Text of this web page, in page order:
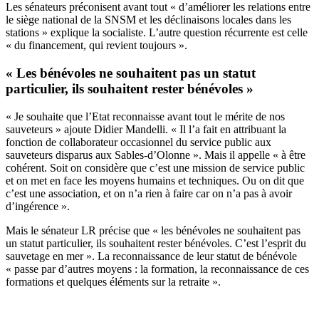
Les sénateurs préconisent avant tout « d’améliorer les relations entre
le siège national de la SNSM et les déclinaisons locales dans les
stations » explique la socialiste. L’autre question récurrente est celle
« du financement, qui revient toujours ».
« Les bénévoles ne souhaitent pas un statut
particulier, ils souhaitent rester bénévoles »
« Je souhaite que l’Etat reconnaisse avant tout le mérite de nos
sauveteurs » ajoute Didier Mandelli. « Il l’a fait en attribuant la
fonction de collaborateur occasionnel du service public aux
sauveteurs disparus aux Sables-d’Olonne ». Mais il appelle « à être
cohérent. Soit on considère que c’est une mission de service public
et on met en face les moyens humains et techniques. Ou on dit que
c’est une association, et on n’a rien à faire car on n’a pas à avoir
d’ingérence ».
Mais le sénateur LR précise que « les bénévoles ne souhaitent pas
un statut particulier, ils souhaitent rester bénévoles. C’est l’esprit du
sauvetage en mer ». La reconnaissance de leur statut de bénévole
« passe par d’autres moyens : la formation, la reconnaissance de ces
formations et quelques éléments sur la retraite ».